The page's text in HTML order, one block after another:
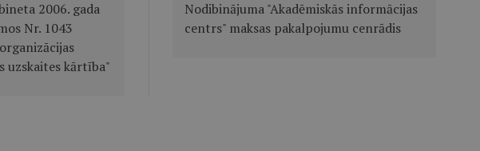
2006. gada
Nr. 1043
uzskaites kārtība"
Nodibinājuma "Akadēmiskās informācijas
centrs" maksas pakalpojumu cenrādis